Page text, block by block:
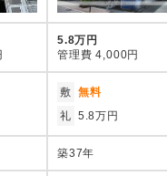
5.8万円
管理費 4,000円
敷 無料
礼 5.8万円
築37年